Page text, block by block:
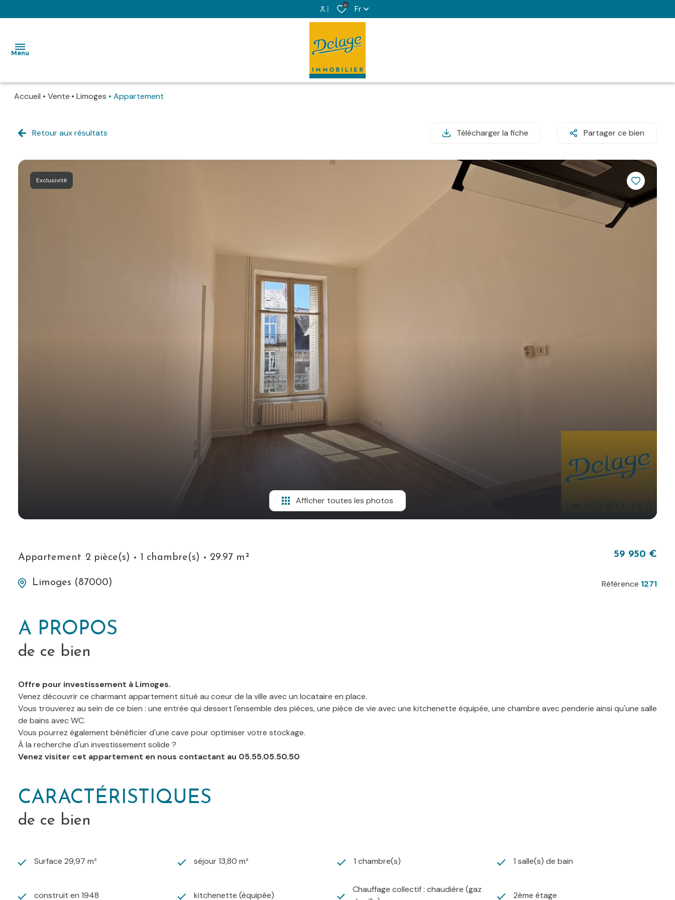
Espace propriétaire
0 Fr
Menu
LOCATIONS
PROFESSIONNEL
GESTION
Accueil Vente Limoges Appartement
Retour aux résultats Télécharger la fiche Partager ce bien
Exclusivité
Afficher toutes les photos
Appartement 2 pièce(s) 1 chambre(s) 29.97 m²
Limoges (87000)
59 950 €
Référence 1271
A PROPOS
de ce bien
Offre pour investissement à Limoges.
Venez découvrir ce charmant appartement situé au coeur de la ville avec un locataire en place.
Vous trouverez au sein de ce bien : une entrée qui dessert l'ensemble des pièces, une pièce de vie avec une kitchenette équipée, une chambre avec penderie ainsi qu'une salle
de bains avec WC.
Vous pourrez également bénéficier d'une cave pour optimiser votre stockage.
À la recherche d'un investissement solide ?
Venez visiter cet appartement en nous contactant au 05.55.05.50.50
CARACTÉRISTIQUES
de ce bien
Surface 29,97 m² séjour 13,80 m² 1 chambre(s) 1 salle(s) de bain
construit en 1948 kitchenette (équipée)
Chauffage collectif : chaudière (gaz
2ème étage